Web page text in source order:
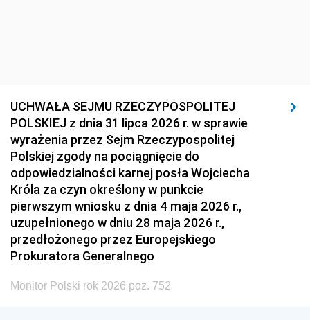
UCHWAŁA SEJMU RZECZYPOSPOLITEJ
POLSKIEJ z dnia 31 lipca 2026 r. w sprawie
wyrażenia przez Sejm Rzeczypospolitej
Polskiej zgody na pociągnięcie do
odpowiedzialności karnej posła Wojciecha
Króla za czyn określony w punkcie
pierwszym wniosku z dnia 4 maja 2026 r.,
uzupełnionego w dniu 28 maja 2026 r.,
przedłożonego przez Europejskiego
Prokuratora Generalnego
Monitor Polski rok 2026 poz. 752